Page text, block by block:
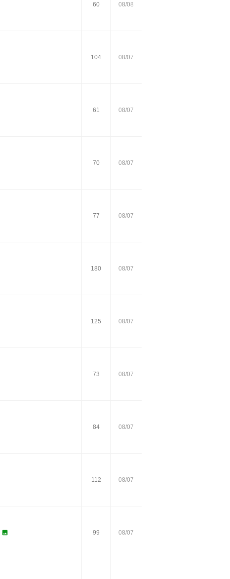
60 08/08
104 08/07
61 08/07
70 08/07
77 08/07
180 08/07
125 08/07
73 08/07
84 08/07
112 08/07
 99 08/07